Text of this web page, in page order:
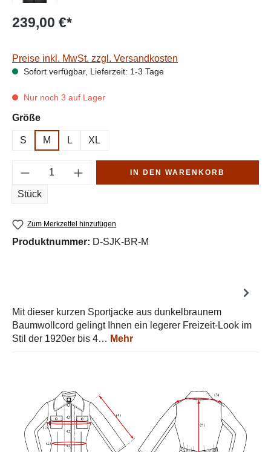
239,00 €*
Preise inkl. MwSt. zzgl. Versandkosten
Sofort verfügbar, Lieferzeit: 1-3 Tage
Nur noch 3 auf Lager
Größeauswählen
S M L XL
Produkt Anzahl: Gib den gewünschten
Stück
IN DEN WARENKORB
Zum Merkzettel hinzufügen
Produktnummer: D-SJK-BR-M
Mit dieser kurzen Sportjacke aus dunkelbraunem
Baumwollcord gelingt Ihnen ein legerer Freizeit-Look im
Stil der 1920er bis 4… Mehr